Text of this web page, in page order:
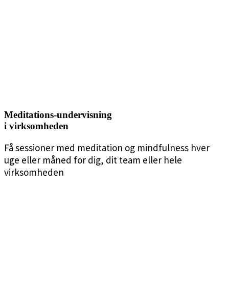
Meditations-undervisning
i virksomheden
Få sessioner med meditation og mindfulness hver
uge eller måned for dig, dit team eller hele
virksomheden